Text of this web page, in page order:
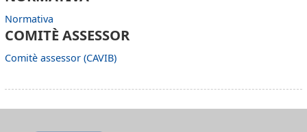
Normativa
COMITÈ ASSESSOR
Comitè assessor (CAVIB)